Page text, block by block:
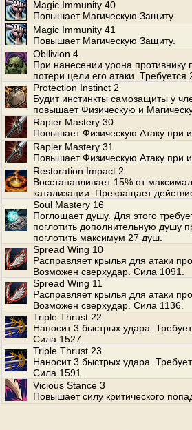
Magic Immunity 40
Повышает Магическую Защиту.
Magic Immunity 41
Повышает Магическую Защиту.
Obilivion 4
При нанесении урона
потери цели его атаки. Требуется
Protection Instinct 2
Будит инстинкты самозащиты у
повышает Физическую и
Rapier Mastery 30
Повышает Физическую Атаку при
Rapier Mastery 31
Повышает Физическую Атаку при
Restoration Impact 2
Восстанавливает 15% от
катализации. Прекращает
Soul Mastery 16
Поглощает душу. Для этого
поглотить дополнительную душу
поглотить максимум 27 душ.
Spread Wing 10
Расправляет крылья для атаки
Возможен сверхудар. Сила 1091.
Spread Wing 11
Расправляет крылья для атаки
Возможен сверхудар. Сила 1136.
Triple Thrust 22
Наносит 3 быстрых удара.
Сила 1527.
Triple Thrust 23
Наносит 3 быстрых удара.
Сила 1591.
Vicious Stance 3
Повышает силу критического